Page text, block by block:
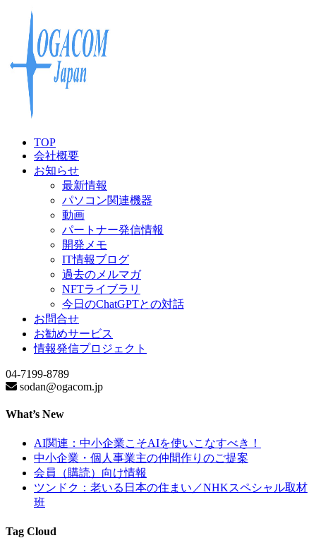
TOP
会社概要
お知らせ
最新情報
パソコン関連機器
動画
パートナー発信情報
開発メモ
IT情報ブログ
過去のメルマガ
NFTライブラリ
今日のChatGPTとの対話
お問合せ
お勧めサービス
情報発信プロジェクト
04-7199-8789
sodan@ogacom.jp
What’s New
AI関連：中小企業こそAIを使いこなすべき！
中小企業・個人事業主の仲間作りのご提案
会員（購読）向け情報
ツンドク：老いる日本の住まい／NHKスペシャル取材
班
Tag Cloud